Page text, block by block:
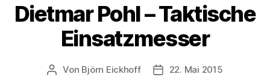
Dietmar Pohl – Taktische
Einsatzmesser
Beitragsautor
Von Björn Eickhoff Veröffentlichungsdatum
22. Mai 2015